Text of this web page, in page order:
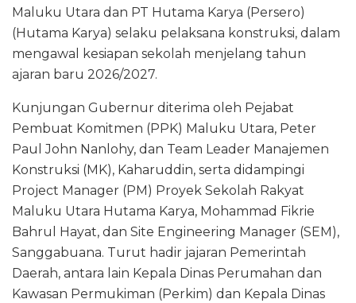
Maluku Utara dan PT Hutama Karya (Persero)
(Hutama Karya) selaku pelaksana konstruksi, dalam
mengawal kesiapan sekolah menjelang tahun
ajaran baru 2026/2027.
Kunjungan Gubernur diterima oleh Pejabat
Pembuat Komitmen (PPK) Maluku Utara, Peter
Paul John Nanlohy, dan Team Leader Manajemen
Konstruksi (MK), Kaharuddin, serta didampingi
Project Manager (PM) Proyek Sekolah Rakyat
Maluku Utara Hutama Karya, Mohammad Fikrie
Bahrul Hayat, dan Site Engineering Manager (SEM),
Sanggabuana. Turut hadir jajaran Pemerintah
Daerah, antara lain Kepala Dinas Perumahan dan
Kawasan Permukiman (Perkim) dan Kepala Dinas